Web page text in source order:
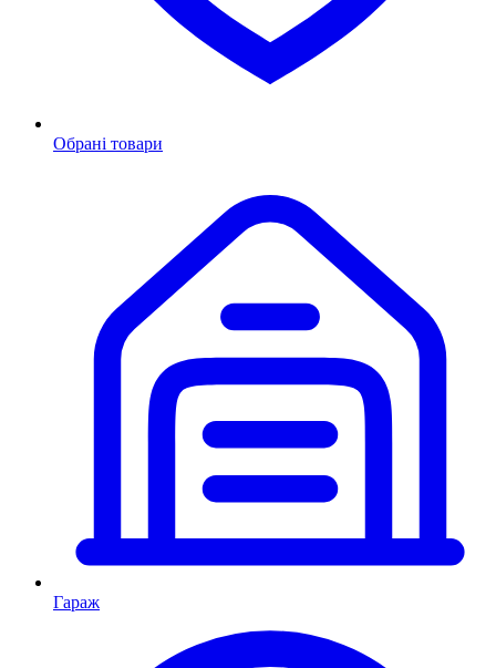
Обрані товари
Гараж